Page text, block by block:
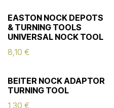
EASTON NOCK DEPOTS
& TURNING TOOLS
UNIVERSAL NOCK TOOL
8,10 €
BEITER NOCK ADAPTOR
TURNING TOOL
1,30 €